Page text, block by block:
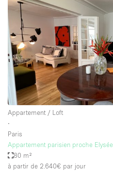
Appartement / Loft
∙
Paris
Appartement parisien proche Elysée
80 m²
à partir de 2.640€ par jour